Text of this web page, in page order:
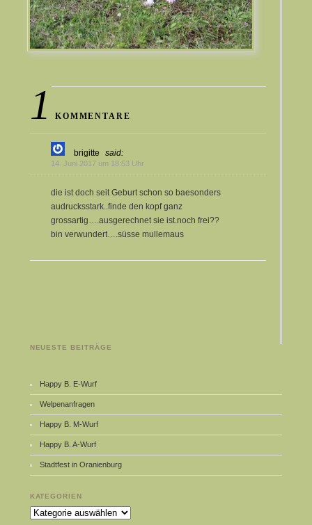
1 KOMMENTARE
brigitte said:
14. Juni 2017 um 18:53 Uhr
die ist doch seit Geburt schon so baesonders
audrucksstark..finde den kopf ganz
grossartig….ausgerechnet sie ist.noch frei??
bin verwundert….süsse mullemaus
NEUESTE BEITRÄGE
Happy B. E-Wurf
Welpenanfragen
Happy B. M-Wurf
Happy B. A-Wurf
Stadtfest in Oranienburg
KATEGORIEN
Kategorien